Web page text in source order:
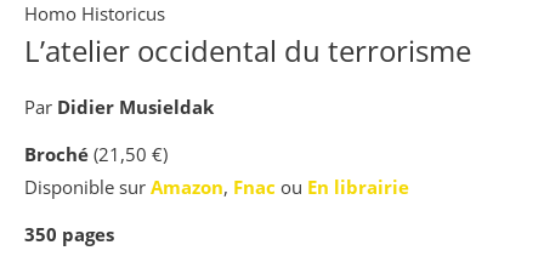
Homo Historicus
L’atelier occidental du terrorisme
Par Didier Musieldak
Broché (21,50 €)
Disponible sur Amazon, Fnac ou En librairie
350 pages